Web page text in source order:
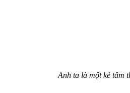
Anh ta là một kẻ tâm